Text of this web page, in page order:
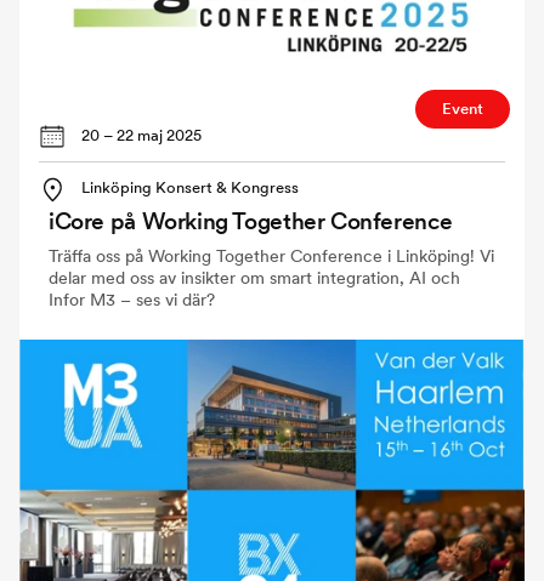
Event
20 – 22 maj 2025
Linköping Konsert & Kongress
iCore på Working Together Conference
Träffa oss på Working Together Conference i Linköping! Vi
delar med oss av insikter om smart integration, AI och
Infor M3 – ses vi där?